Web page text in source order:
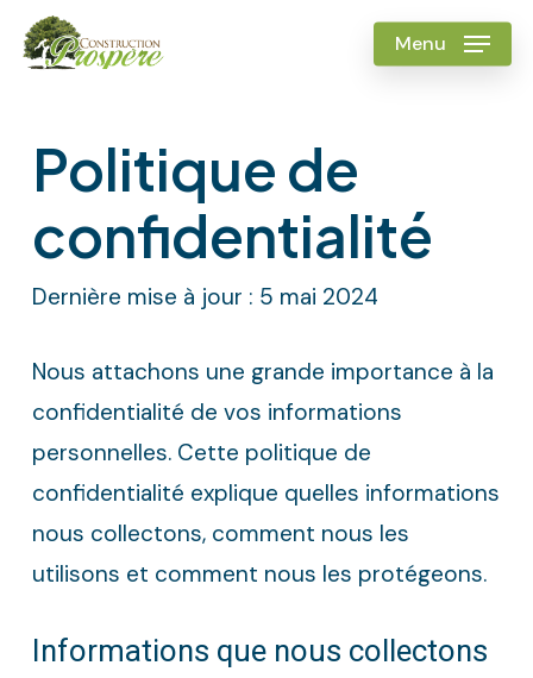
Skip
Menu
Politique de
confidentialité
Dernière mise à jour : 5 mai 2024
Nous attachons une grande importance à la
confidentialité de vos informations
personnelles. Cette politique de
confidentialité explique quelles informations
nous collectons, comment nous les
utilisons et comment nous les protégeons.
Informations que nous collectons